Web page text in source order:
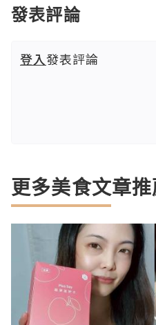
發表評論
登入發表評論
更多美食文章